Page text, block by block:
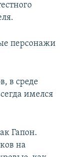
персонажи
в среде
имелся
Гапон.
на